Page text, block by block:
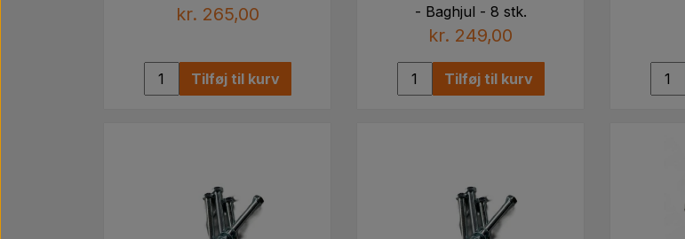
kr. 265,00
Tilføj til kurv
- Baghjul - 8 stk.
kr. 249,00
Tilføj til kurv